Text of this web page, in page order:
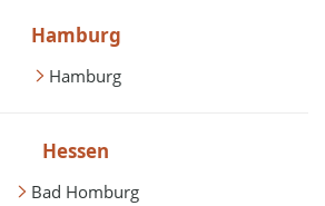
Hamburg
Hamburg
Hessen
Bad Homburg